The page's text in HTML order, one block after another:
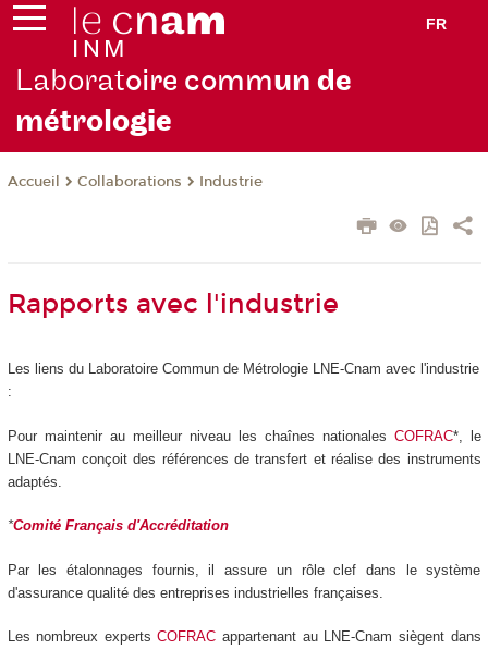
FR
Laboratoire commun de
métrologie
Accueil Collaborations Industrie
Rapports avec l'industrie
Les liens du Laboratoire Commun de Métrologie LNE-Cnam avec l'industrie
:
Pour maintenir au meilleur niveau les chaînes nationales COFRAC*, le
LNE-Cnam conçoit des références de transfert et réalise des instruments
adaptés.
*Comité Français d'Accréditation
Par les étalonnages fournis, il assure un rôle clef dans le système
d'assurance qualité des entreprises industrielles françaises.
Les nombreux expertsCOFRAC appartenant au LNE-Cnam siègent dans